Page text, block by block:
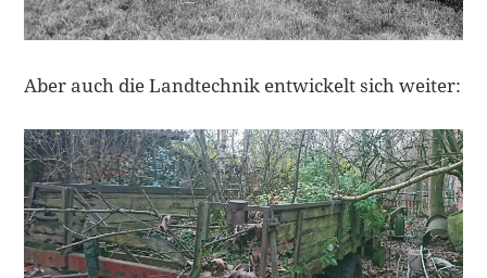
Aber auch die Landtechnik entwickelt sich weiter: